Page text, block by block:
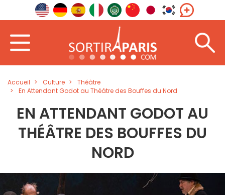
Accueil Culture
Théâtre
En Attendant Godot au Théâtre des Bouffes du Nord
EN ATTENDANT GODOT AU
THÉÂTRE DES BOUFFES DU
NORD